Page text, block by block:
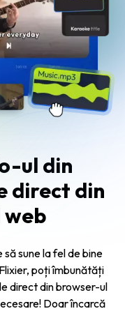
ul din
direct din
sune la fel de bine
poți îmbunătăți
direct din browser-ul
Doar încarcă